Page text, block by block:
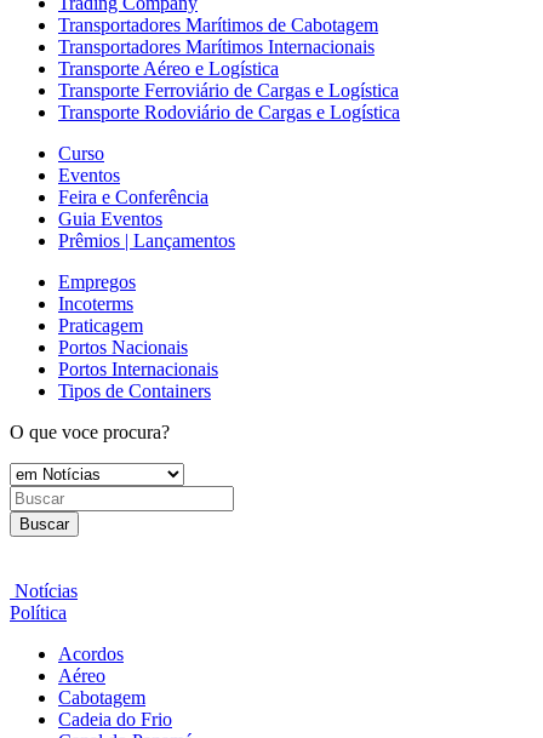
Transportadores Marítimos de Cabotagem
Transportadores Marítimos Internacionais
Transporte Aéreo e Logística
Transporte Ferroviário de Cargas e Logística
Transporte Rodoviário de Cargas e Logística
Curso
Eventos
Feira e Conferência
Guia Eventos
Prêmios | Lançamentos
Empregos
Incoterms
Praticagem
Portos Nacionais
Portos Internacionais
Tipos de Containers
O que voce procura?
Buscar
Notícias
Política
Acordos
Aéreo
Cabotagem
Cadeia do Frio